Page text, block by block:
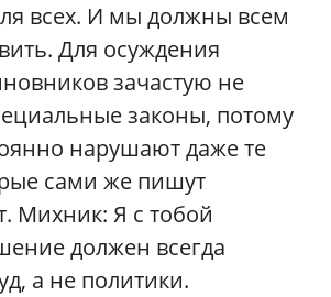
всех. И мы должны всем
Для осуждения
зачастую не
законы, потому
нарушают даже те
сами же пишут
Михник: Я с тобой
должен всегда
а не политики.